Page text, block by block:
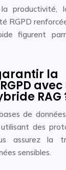
la productivité,
RGPD
figurent
la
avec
RAG
de
des
assurez la
sensibles.